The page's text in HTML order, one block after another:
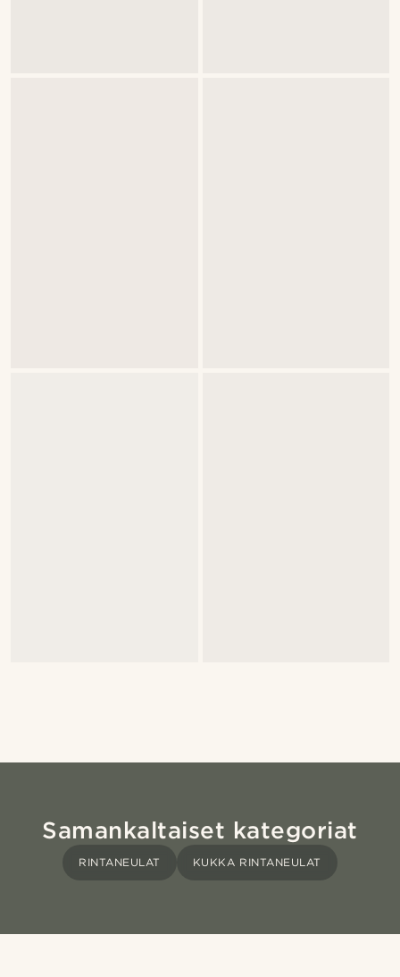
Samankaltaiset kategoriat
RINTANEULAT KUKKA RINTANEULAT